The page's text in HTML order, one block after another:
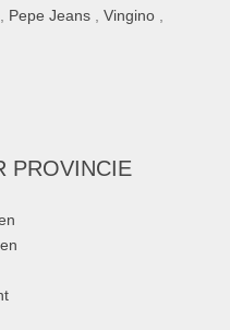
Pepe Jeans Vingino
PROVINCIE